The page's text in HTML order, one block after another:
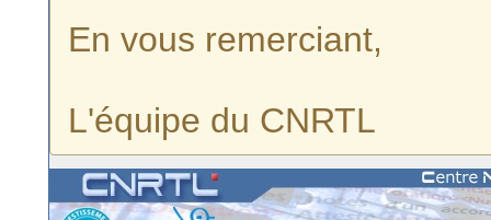
En vous remerciant,
L'équipe du CNRTL